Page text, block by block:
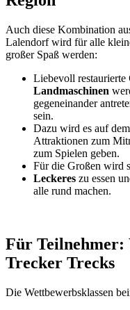
Auch diese Kombination
Lalendorf wird für alle
großer Spaß werden:
Liebevoll restaurierte
Landmaschinen
gegeneinander
sein.
Dazu wird es auf dem
Attraktionen zum
zum Spielen geben.
Für die Großen wird
Leckeres zu essen
alle rund machen.
Für Teilnehmer:
Trecker Trecks
Die Wettbewerbsklassen